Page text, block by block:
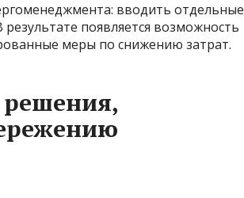
вводить отдельные
появляется возможность
меры по снижению затрат.